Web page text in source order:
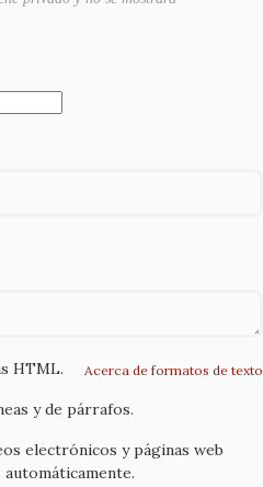
Acerca de formatos de texto
HTML.
y de párrafos.
electrónicos y páginas web